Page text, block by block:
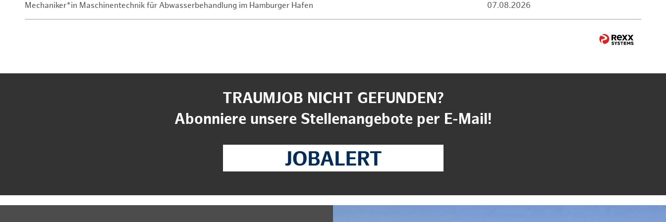
Mechaniker*in Maschinentechnik für Abwasserbehandlung im Hamburger Hafen 07.08.2026
TRAUMJOB NICHT GEFUNDEN?
Abonniere unsere Stellenangebote per E-Mail!